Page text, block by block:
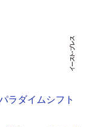
ラダイムシフト